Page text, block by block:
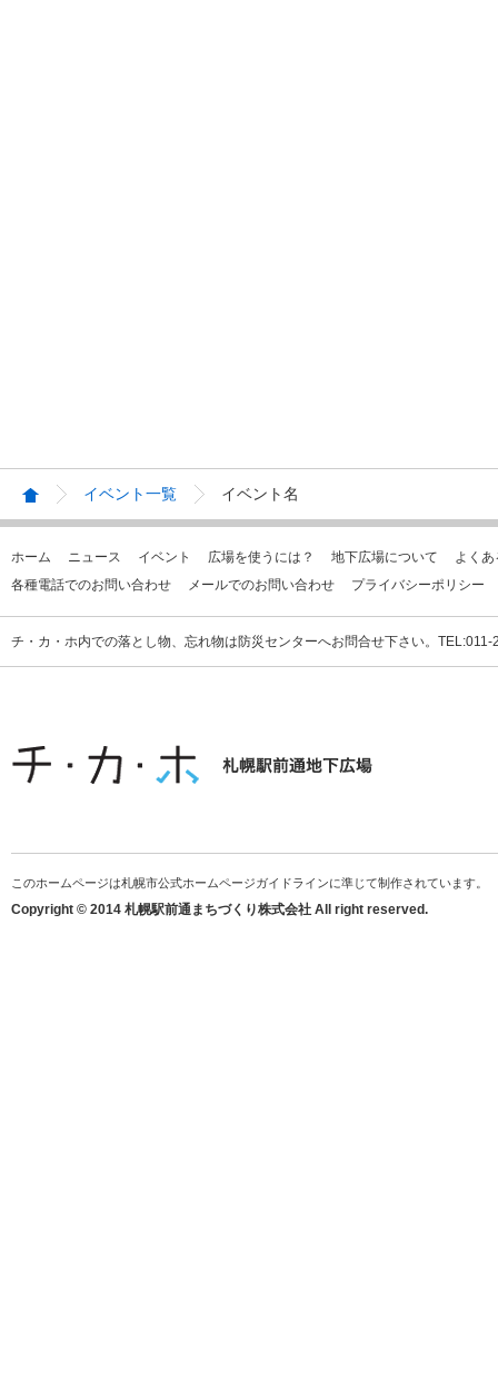
イベント一覧 イベント名
ホーム ニュース イベント 広場を使うには？ 地下広場について
よく
各種電話でのお問い合わせ
メールでのお問い合わせ プライバシーポリシー
チ・カ・ホ内での落とし物、忘れ物は防災センターへお問合せ下さい。
このホームページは札幌市公式ホームページガイドラインに準じて制作されています。
Copyright © 2014 札幌駅前通まちづくり株式会社 All right reserved.